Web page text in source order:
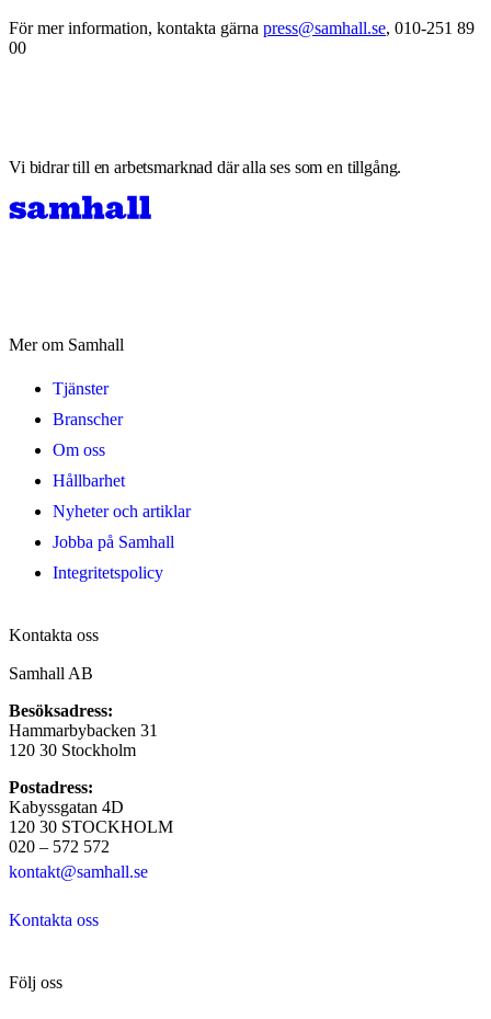
För mer information, kontakta gärna press@samhall.se, 010-251 89
00
Vi bidrar till en arbetsmarknad där alla ses som en tillgång.
Mer om Samhall
Tjänster
Branscher
Om oss
Hållbarhet
Nyheter och artiklar
Jobba på Samhall
Integritetspolicy
Kontakta oss
Samhall AB
Besöksadress:
Hammarbybacken 31
120 30 Stockholm
Postadress:
Kabyssgatan 4D
120 30 STOCKHOLM
020 – 572 572
kontakt@samhall.se
Kontakta oss
Följ oss